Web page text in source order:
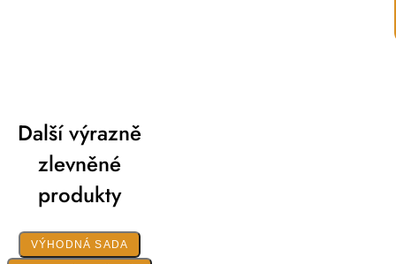
Další výrazně
zlevněné
produkty
VÝHODNÁ SADA